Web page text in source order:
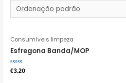
Consumíveis limpeza
Esfregona Banda/MOP
Avaliação
€3.20